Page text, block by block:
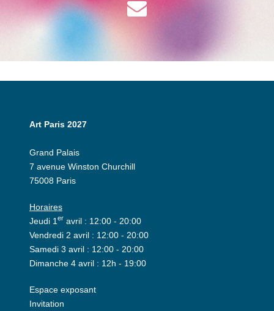
Art Paris 2027
Grand Palais
7 avenue Winston Churchill
75008 Paris
Horaires
Jeudi 1 er avril : 12:00 - 20:00
Vendredi 2 avril : 12:00 - 20:00
Samedi 3 avril : 12:00 - 20:00
Dimanche 4 avril : 12h - 19:00
Espace exposant
Invitation